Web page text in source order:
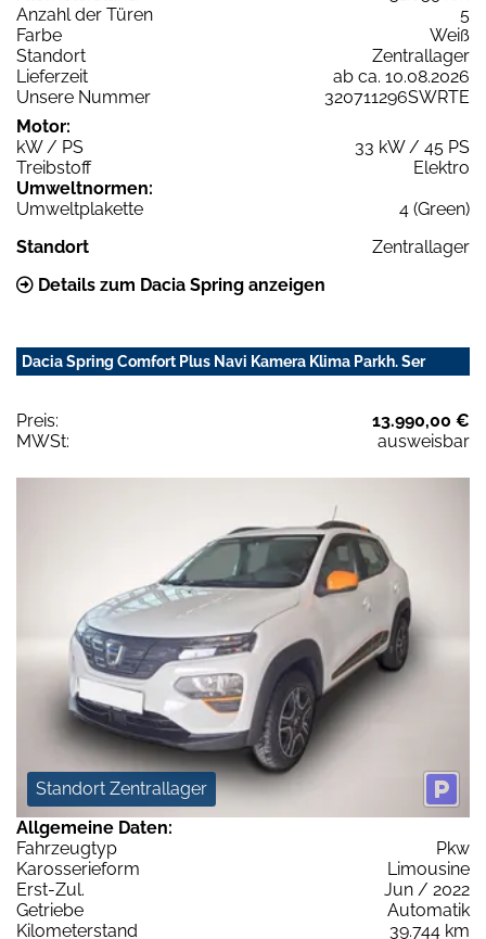
Anzahl der Türen
5
Farbe
Weiß
Standort
Zentrallager
Lieferzeit
ab ca. 10.08.2026
Unsere Nummer
320711296SWRTE
Motor:
kW / PS
33 kW / 45 PS
Treibstoff
Elektro
Umweltnormen:
Umweltplakette
4 (Green)
Standort
Zentrallager
Details zum Dacia Spring anzeigen
Dacia Spring Comfort Plus Navi Kamera Klima Parkh. Ser
Preis:
13.990,00 €
MWSt:
ausweisbar
Standort Zentrallager
Allgemeine Daten:
Fahrzeugtyp
Pkw
Karosserieform
Limousine
Erst-Zul.
Jun / 2022
Getriebe
Automatik
Kilometerstand
39.744 km